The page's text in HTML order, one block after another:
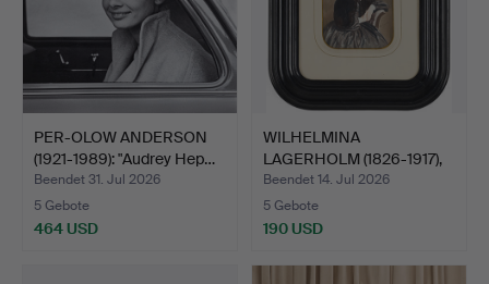
PER-OLOW ANDERSON
(1921-1989): "Audrey Hep…
Beendet 31. Jul 2026
5 Gebote
464 USD
WILHELMINA
LAGERHOLM (1826-1917),
"Konstnä…
Beendet 14. Jul 2026
5 Gebote
190 USD